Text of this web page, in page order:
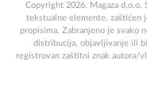
Copyright 2026. Magaza d.o.o.
tekstualne elemente, zaštićen
propisima. Zabranjeno je svako
distribucija, objavljivanje ili
registrovan zaštitni znak autora/